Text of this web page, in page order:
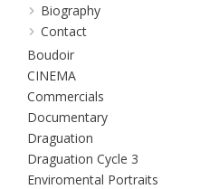
Biography
Contact
Boudoir
CINEMA
Commercials
Documentary
Draguation
Draguation Cycle 3
Enviromental Portraits